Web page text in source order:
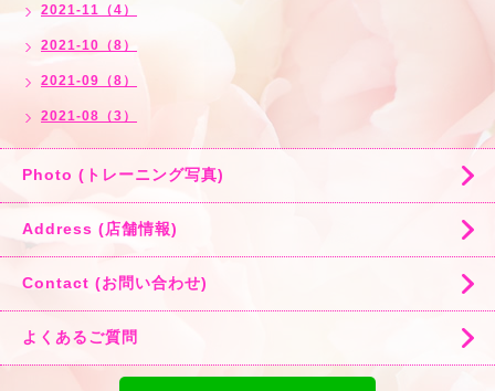
2021-11（4）
2021-10（8）
2021-09（8）
2021-08（3）
Photo (トレーニング写真)
Address (店舗情報)
Contact (お問い合わせ)
よくあるご質問